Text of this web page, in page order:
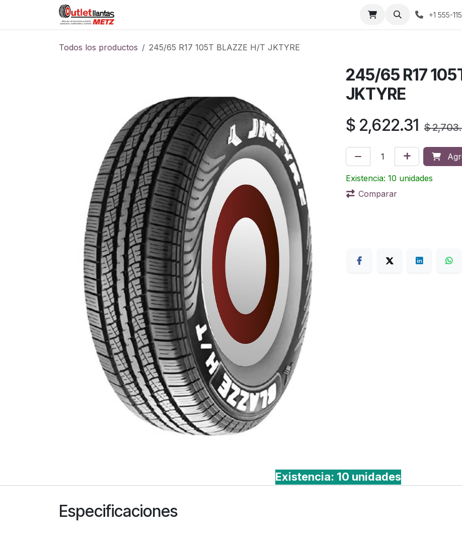
Condiciones de compra Prensa
+1 555-
Todos los productos 245/65 R17 105T BLAZZE H/T JKTYRE
245/65 R17
JKTYRE
$ 2,622.31 $
Existencia: 10 unidades
Comparar
Existencia: 10 unidades
Especificaciones